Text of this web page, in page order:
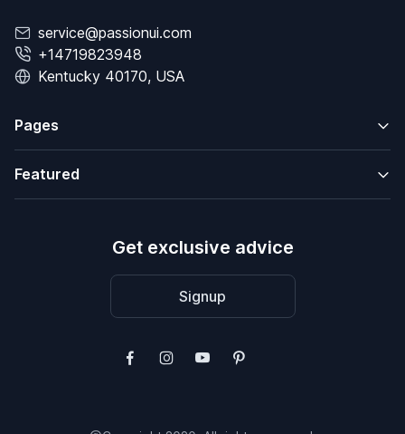
service@passionui.com
+14719823948
Kentucky 40170, USA
Pages
Featured
Get exclusive advice
Signup